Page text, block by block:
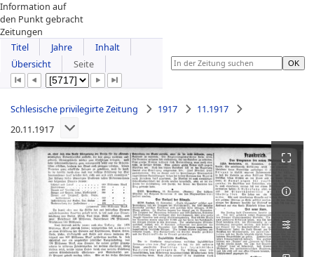
Information auf
den Punkt gebracht
Zeitungen
Titel
Jahre
Inhalt
Übersicht
Seite
Schlesische privilegirte Zeitung 1917
11.1917
20.11.1917